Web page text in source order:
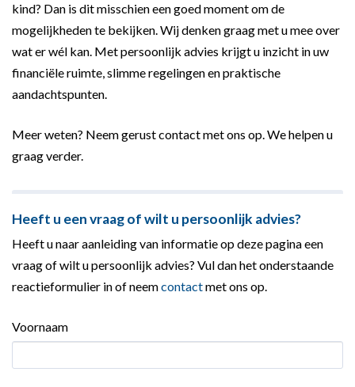
kind? Dan is dit misschien een goed moment om de
mogelijkheden te bekijken. Wij denken graag met u mee over
wat er wél kan. Met persoonlijk advies krijgt u inzicht in uw
financiële ruimte, slimme regelingen en praktische
aandachtspunten.
Meer weten? Neem gerust contact met ons op. We helpen u
graag verder.
Heeft u een vraag of wilt u persoonlijk advies?
Heeft u naar aanleiding van informatie op deze pagina een
vraag of wilt u persoonlijk advies? Vul dan het onderstaande
reactieformulier in of neemcontactmet ons op.
Voornaam